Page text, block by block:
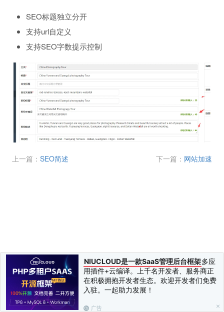
NIUCLOUD是一款SaaS管理后台框架多应
用插件+云编译。上千名开发者、服务商正
在积极拥抱开发者生态。欢迎开发者们免费
入驻。一起助力发展！
广告
SEO标题独立分开
支持url自定义
支持SEO字数提示控制
上一篇： SEO简述 下一篇： 网站加速